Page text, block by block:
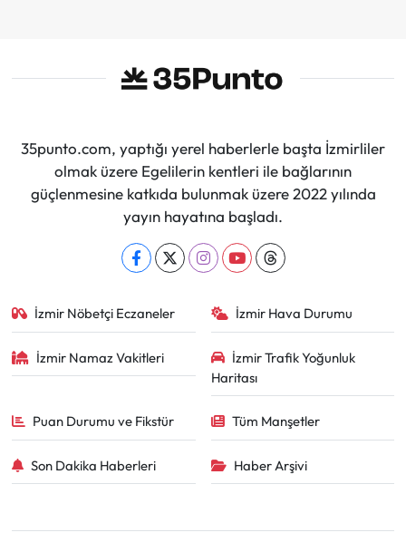
35punto.com, yaptığı yerel haberlerle başta İzmirliler
olmak üzere Egelilerin kentleri ile bağlarının
güçlenmesine katkıda bulunmak üzere 2022 yılında
yayın hayatına başladı.
İzmir Nöbetçi Eczaneler İzmir Hava Durumu
İzmir Namaz Vakitleri
İzmir Trafik Yoğunluk
Haritası
Puan Durumu ve Fikstür Tüm Manşetler
Son Dakika Haberleri Haber Arşivi